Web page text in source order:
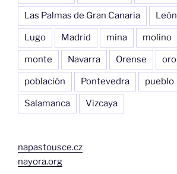
Las Palmas de Gran Canaria León
Lugo Madrid mina molino
monte Navarra Orense oro
población Pontevedra pueblo
Salamanca Vizcaya
napastousce.cz
nayora.org